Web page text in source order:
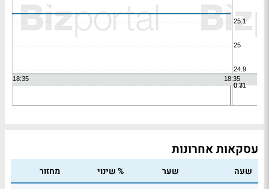
עסקאות אחרונות
שעה שער % שינוי
מחזור